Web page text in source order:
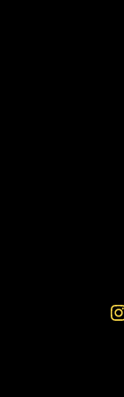
Instagram